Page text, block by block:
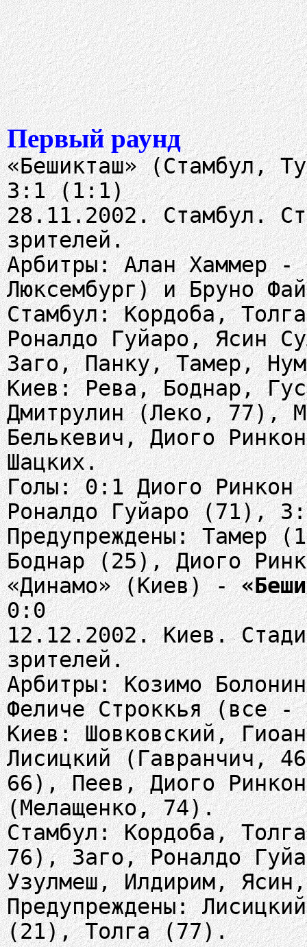
Первый раунд
«Бешикташ» (Стамбул,
3:1 (1:1)
28.11.2002. Стамбул.
зрителей.
Арбитры: Алан Хаммер
Люксембург) и Бруно
Стамбул: Кордоба,
Роналдо Гуйаро, Ясин
Заго, Панку, Тамер,
Киев: Рева, Боднар,
Дмитрулин (Леко, 77),
Белькевич, Диого
Шацких.
Голы: 0:1 Диого
Роналдо Гуйаро (71),
Предупреждены:
Боднар (25), Диого
«Динамо» (Киев) -
0:0
12.12.2002. Киев.
зрителей.
Арбитры: Козимо
Феличе Строккья (все -
Киев: Шовковский,
Лисицкий (Гавранчич,
66), Пеев, Диого
(Мелащенко, 74).
Стамбул: Кордоба,
76), Заго, Роналдо
Узулмеш, Илдирим,
Предупреждены: